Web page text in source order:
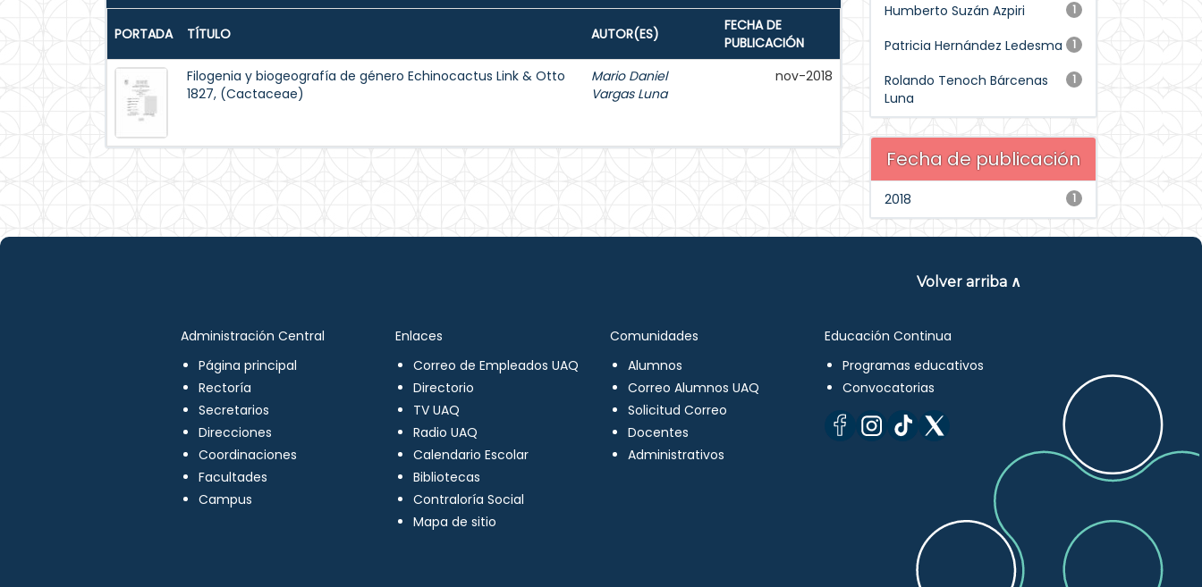
PORTADA TÍTULO AUTOR(ES)
FECHA DE
PUBLICACIÓN
Filogenia y biogeografía de género Echinocactus Link & Otto
1827, (Cactaceae)
Mario Daniel
Vargas Luna
nov-2018
1
Humberto Suzán Azpiri
1
Patricia Hernández Ledesma
1
Rolando Tenoch Bárcenas
Luna
Fecha de publicación
1
2018
Volver arriba ∧
Administración Central
Página principal
Rectoría
Secretarios
Direcciones
Coordinaciones
Facultades
Campus
Enlaces
Correo de Empleados UAQ
Directorio
TV UAQ
Radio UAQ
Calendario Escolar
Bibliotecas
Contraloría Social
Mapa de sitio
Comunidades
Alumnos
Correo Alumnos UAQ
Solicitud Correo
Docentes
Administrativos
Educación Continua
Programas educativos
Convocatorias